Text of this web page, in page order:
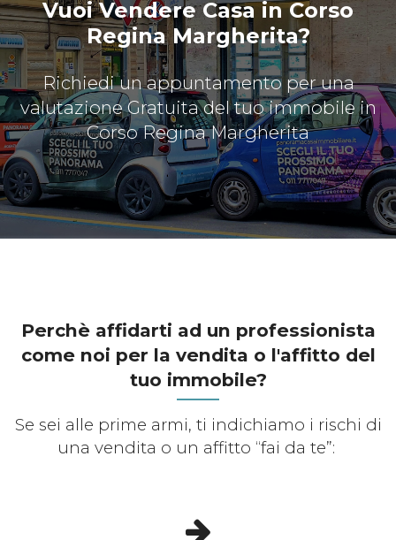
Vuoi Vendere Casa in Corso
Regina Margherita?
Richiedi un appuntamento per una
valutazione Gratuita del tuo immobile in
Corso Regina Margherita
Perchè affidarti ad un professionista
come noi per la vendita o l'affitto del
tuo immobile?
Se sei alle prime armi, ti indichiamo i rischi di
una vendita o un affitto “fai da te”: